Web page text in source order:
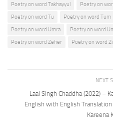
Poetry on word Takhayyul
Poetry on
Poetry on word Tu
Poetry on word Tum
Poetry on word Umra
Poetry on word
Poetry on word Zeher
Poetry on word
NEXT
Laal Singh Chaddha (2022) –
English with English Translation
Kareena